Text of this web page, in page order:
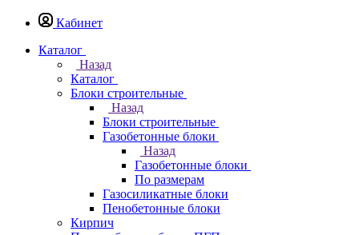
Кабинет
Каталог
Назад
Каталог
Блоки строительные
Назад
Блоки строительные
Газобетонные блоки
Назад
Газобетонные блоки
По размерам
Газосиликатные блоки
Пенобетонные блоки
Кирпич